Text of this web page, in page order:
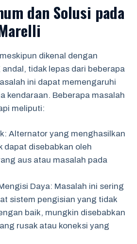
dan Solusi pada
dikenal dengan
tidak lepas dari beberapa
ini dapat memengaruhi
kendaraan. Beberapa masalah
meliputi:
Alternator yang menghasilkan
dapat disebabkan oleh
aus atau masalah pada
Daya: Masalah ini sering
sistem pengisian yang tidak
baik, mungkin disebabkan
rusak atau koneksi yang